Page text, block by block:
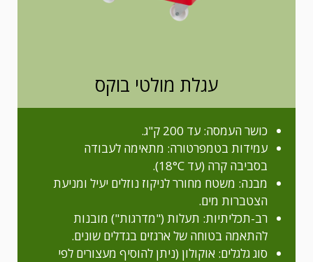
עגלת מולטי בוקס
כושר העמסה: עד 200 ק"ג.
עמידות בטמפרטורה: מתאימה לעבודה
בסביבה קרה (עד 18°C).
מבנה: משטח מחורר לניקוז נוזלים יעיל ומניעת
הצטברות מים.
רב-תכליתיות: תעלות ("מדרגות") מובנות
להתאמה בטוחה של ארגזים בגדלים שונים.
סוג גלגלים: אוקולון (ניתן להוסיף מעצורים לפי